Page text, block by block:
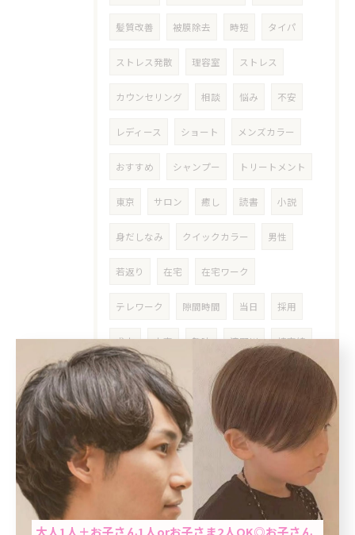
髪質改善 被膜除去 時短 タイパ
ストレス発散 理容室 ストレス
カウンセリング 相談 悩み 不安
レディース ショート メンズカラー
おすすめ シャンプー トリートメント
東京 サロン 癒し 読書 小説
身だしなみ クイックカラー 男性
若返り 在宅 在宅ワーク
テレワーク 隙間時間 当日 採用
求人 人事 趣味 滝野川 埼京線
東上線 三田線 癒やしの時間
マンツーマン美容室 マンツーマンサロン
隠れ家サロン リラクゼーション
リフレッシュ ご褒美 スッキリ
男性限定 メンズヘア
当日予約OK
大人1人＋お子さん1人orお子さま2人OK◎お子さん